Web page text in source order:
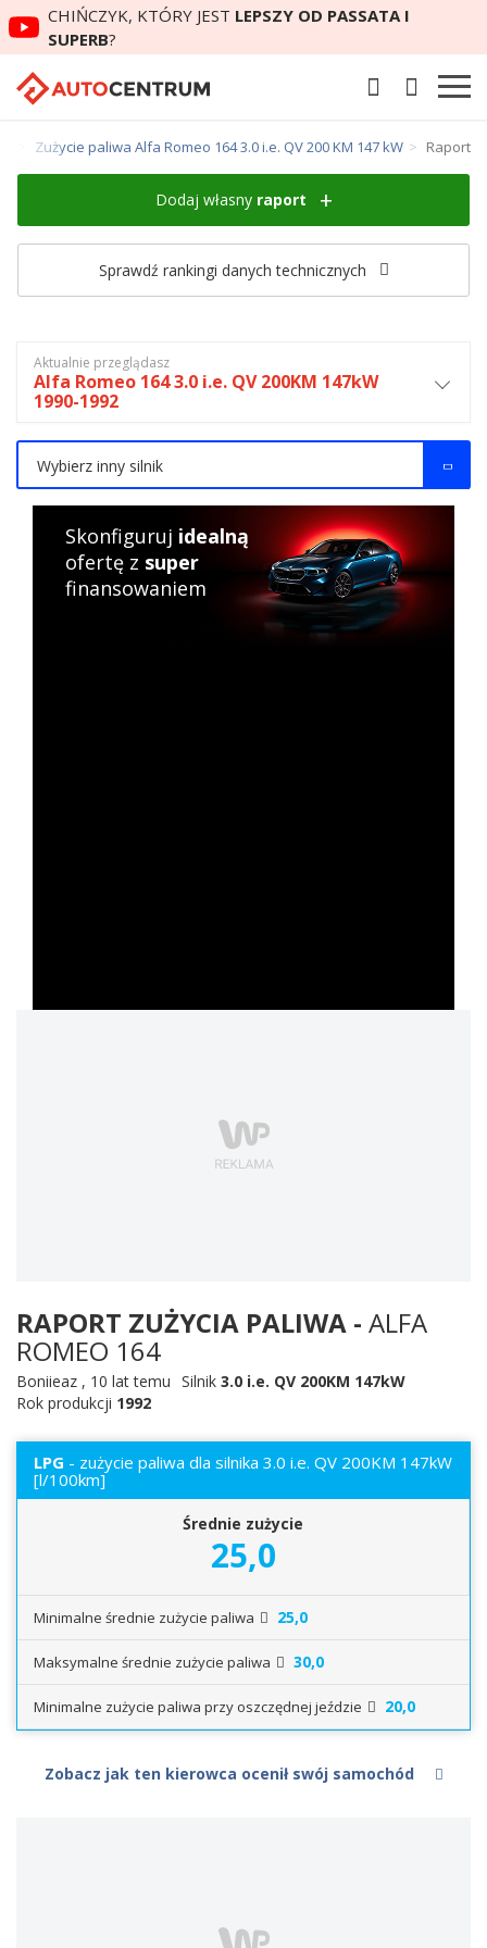
CHIŃCZYK, KTÓRY JEST LEPSZY OD PASSATA I
SUPERB?
Zużycie paliwa Alfa Romeo 164 3.0 i.e. QV 200 KM 147 kW Raport
Dodaj własny raport
Sprawdź rankingi danych technicznych
RAPORT ZUŻYCIA PALIWA - ALFA
ROMEO 164
Boniieaz , 10 lat temu Silnik 3.0 i.e. QV 200KM 147kW
Rok produkcji 1992
LPG - zużycie paliwa dla silnika 3.0 i.e. QV 200KM 147kW
[l/100km]
Średnie zużycie
25,0
Minimalne średnie zużycie paliwa 25,0
Maksymalne średnie zużycie paliwa 30,0
Minimalne zużycie paliwa przy oszczędnej jeździe 20,0
Zobacz jak ten kierowca ocenił swój samochód
Aktualnie przeglądasz
Alfa Romeo 164 3.0 i.e. QV 200KM 147kW
1990-1992
Wybierz inny silnik
Skonfiguruj idealną
ofertę z super
finansowaniem